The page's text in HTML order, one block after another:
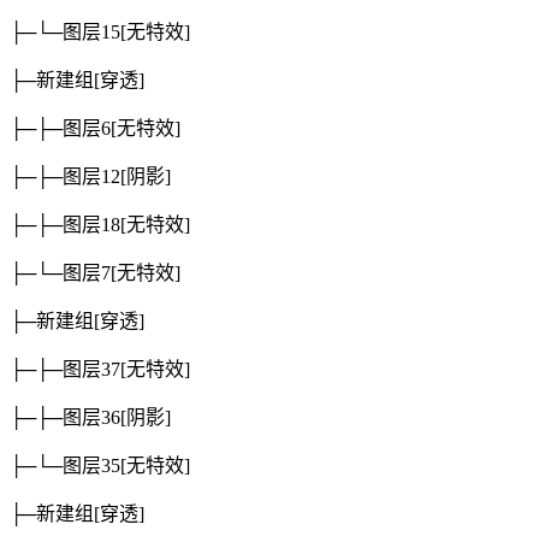
├─└─图层15[无特效]
├─新建组 [穿透]
├─├─图层6[无特效]
├─├─图层12[阴影]
├─├─图层18[无特效]
├─└─图层7[无特效]
├─新建组 [穿透]
├─├─图层37[无特效]
├─├─图层36[阴影]
├─└─图层35[无特效]
├─新建组 [穿透]